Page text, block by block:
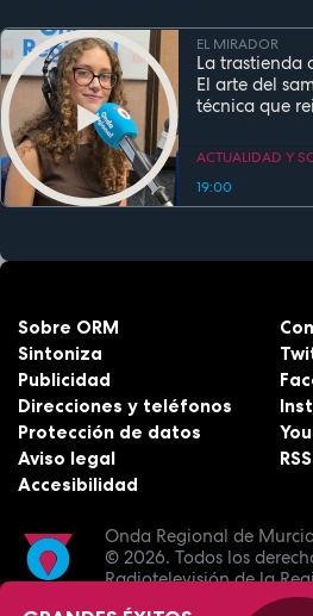
EL MIRADOR
La trastienda
El arte del
técnica que
actual
ACTUALIDAD Y
19:00
Onda Regional de
© 2026. Todos los
Radiotelevisión de la
Sobre ORM
Sintoniza
Publicidad
Direcciones y teléfonos
Protección de datos
Aviso legal
Accesibilidad
RSS